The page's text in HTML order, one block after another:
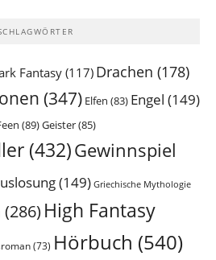
Fantasy(117) Drachen (178)
(347) Elfen (83) Engel (149)
(89)Geister(85)
(432)Gewinnspiel
(149) Griechische Mythologie
(286) High Fantasy
(73) Hörbuch (540)